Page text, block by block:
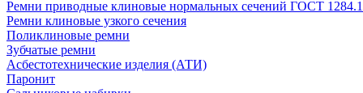
Ремни приводные клиновые нормальных сечений ГОСТ
Ремни клиновые узкого сечения
Поликлиновые ремни
Зубчатые ремни
Асбестотехнические изделия (АТИ)
Паронит